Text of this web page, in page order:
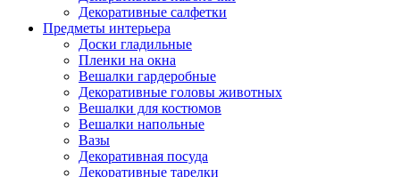
Декоративные салфетки
Предметы интерьера
Доски гладильные
Пленки на окна
Вешалки гардеробные
Декоративные головы животных
Вешалки для костюмов
Вешалки напольные
Вазы
Декоративная посуда
Декоративные тарелки